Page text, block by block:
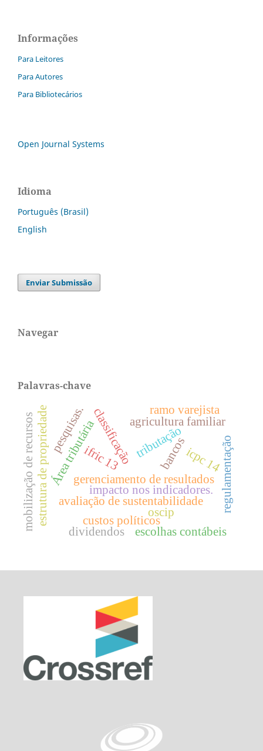
Informações
Para Leitores
Para Autores
Para Bibliotecários
Open Journal Systems
Idioma
Português (Brasil)
English
Enviar Submissão
Navegar
Palavras-chave
classificação
Área tributária tributação
gerenciamento de resultados
estrutura de propriedade avaliação de sustentabilidade
agricultura familiar
bancos
impacto nos indicadores. regulamentação
pesquisas.
mobilização de recursos oscip
ramo varejista
custos políticos
ifric 13
escolhas contábeis
icpc 14
dividendos